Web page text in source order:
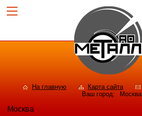
На главную Карта сайта
Ваш город:
Москва
Москва